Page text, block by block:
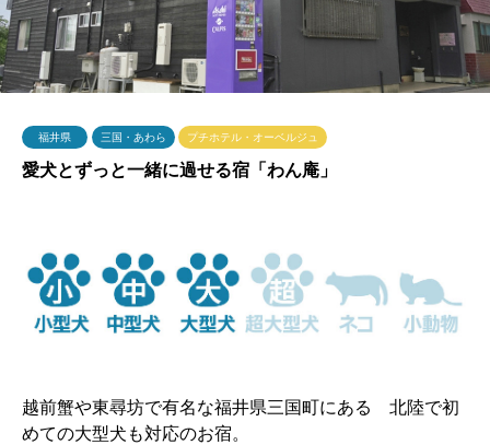
福井県 三国・あわら プチホテル・オーベルジュ
愛犬とずっと一緒に過せる宿「わん庵」
越前蟹や東尋坊で有名な福井県三国町にある 北陸で初
めての大型犬も対応のお宿。